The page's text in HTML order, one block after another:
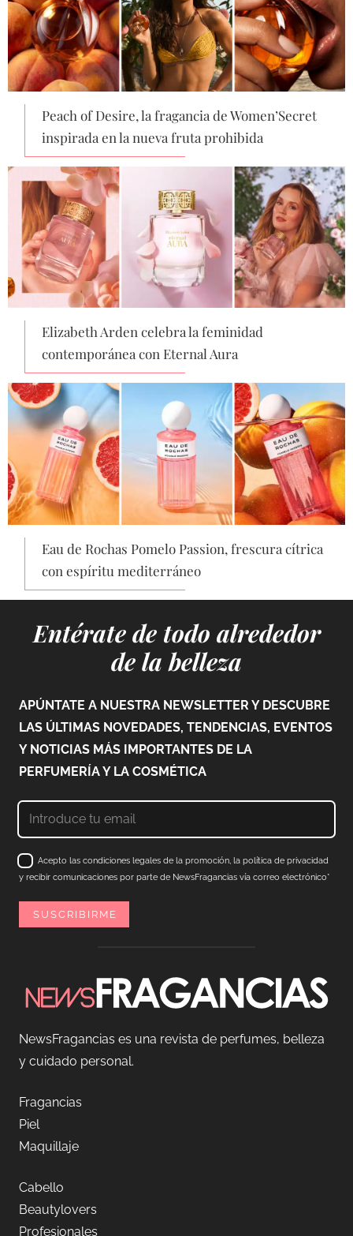
Peach of Desire, la fragancia de Women’Secret
inspirada en la nueva fruta prohibida
Elizabeth Arden celebra la feminidad
contemporánea con Eternal Aura
Eau de Rochas Pomelo Passion, frescura cítrica
con espíritu mediterráneo
Entérate de todo alrededor
de la belleza
APÚNTATE A NUESTRA NEWSLETTER Y DESCUBRE
LAS ÚLTIMAS NOVEDADES, TENDENCIAS, EVENTOS
Y NOTICIAS MÁS IMPORTANTES DE LA
PERFUMERÍA Y LA COSMÉTICA
Acepto las condiciones legales de la promoción, la política de privacidad
y recibir comunicaciones por parte de NewsFragancias vía correo electrónico*
NewsFragancias es una revista de perfumes, belleza
y cuidado personal.
Fragancias
Piel
Maquillaje
Cabello
Beautylovers
Profesionales